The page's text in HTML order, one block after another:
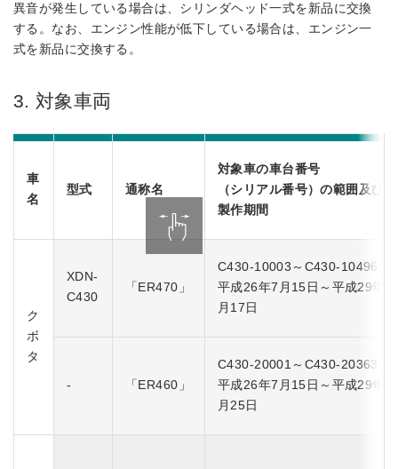
異音が発生している場合は、シリンダヘッド一式を新品に交換
する。なお、エンジン性能が低下している場合は、エンジン一
式を新品に交換する。
3. 対象車両
車
名
型式 通称名
対象車の車台番号
（シリアル番号）の範囲及び
製作期間
ク
ボ
タ
XDN-
C430
「ER470」
C430-10003～C430-10496
平成26年7月15日～平成29年1
月17日
- 「ER460」
C430-20001～C430-20363
平成26年7月15日～平成29年1
月25日